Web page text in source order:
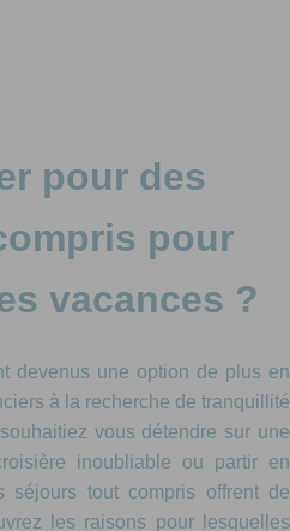
pour des
pour
vacances ?
devenus une option de plus en
à la recherche de tranquillité
vous détendre sur une
inoubliable ou partir en
séjours tout compris offrent de
les raisons pour lesquelles